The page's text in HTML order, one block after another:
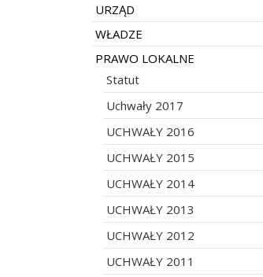
Rozwiń menu
URZĄD
Rozwiń menu
WŁADZE
Rozwiń menu
PRAWO LOKALNE
Statut
Uchwały 2017
UCHWAŁY 2016
UCHWAŁY 2015
UCHWAŁY 2014
UCHWAŁY 2013
UCHWAŁY 2012
UCHWAŁY 2011